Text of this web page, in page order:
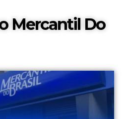
Mercantil Do